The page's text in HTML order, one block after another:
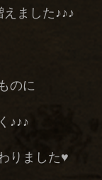
えました♪♪♪
のに
♪♪♪
りました♥